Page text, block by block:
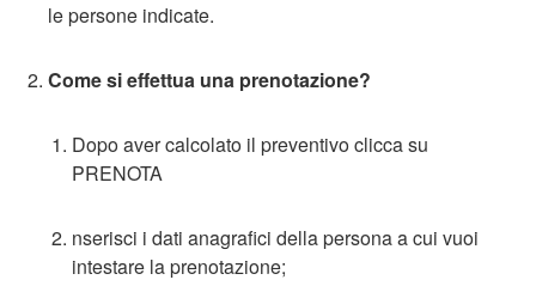
le persone indicate.
Come si effettua una prenotazione?
Dopo aver calcolato il preventivo clicca su
PRENOTA
nserisci i dati anagrafici della persona a cui vuoi
intestare la prenotazione;